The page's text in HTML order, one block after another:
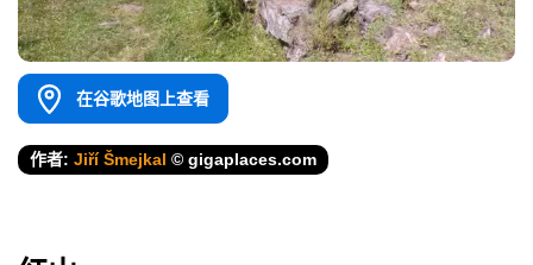
在谷歌地图上查看
作者: Jiří Šmejkal © gigaplaces.com